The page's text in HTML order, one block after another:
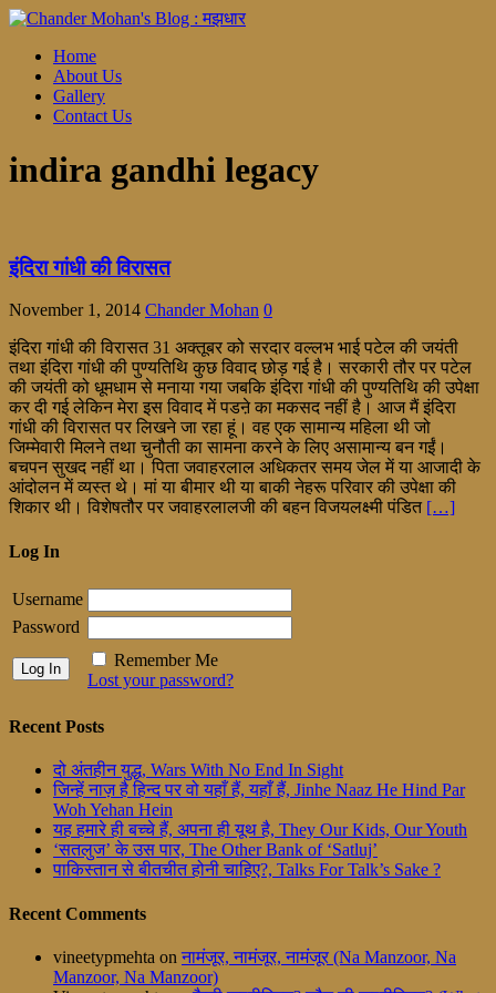
Home
About Us
Gallery
Contact Us
indira gandhi legacy
इंदिरा गांधी की विरासत
November 1, 2014 Chander Mohan 0
इंदिरा गांधी की विरासत 31 अक्तूबर को सरदार वल्लभ भाई पटेल की जयंती
तथा इंदिरा गांधी की पुण्यतिथि कुछ विवाद छोड़ गई है। सरकारी तौर पर पटेल
की जयंती को धूमधाम से मनाया गया जबकि इंदिरा गांधी की पुण्यतिथि की उपेक्षा
कर दी गई लेकिन मेरा इस विवाद में पडऩे का मकसद नहीं है। आज मैं इंदिरा
गांधी की विरासत पर लिखने जा रहा हूं। वह एक सामान्य महिला थी जो
जिम्मेवारी मिलने तथा चुनौती का सामना करने के लिए असामान्य बन गईं।
बचपन सुखद नहीं था। पिता जवाहरलाल अधिकतर समय जेल में या आजादी के
आंदोलन में व्यस्त थे। मां या बीमार थी या बाकी नेहरू परिवार की उपेक्षा की
शिकार थी। विशेषतौर पर जवाहरलालजी की बहन विजयलक्ष्मी पंडित […]
Log In
Username
Password
Remember Me
Lost your password?
Recent Posts
दो अंतहीन युद्ध, Wars With No End In Sight
जिन्हें नाज़ है हिन्द पर वो यहाँ हैं, यहाँ हैं, Jinhe Naaz He Hind Par
Woh Yehan Hein
यह हमारे ही बच्चे हैं, अपना ही यूथ है, They Our Kids, Our Youth
‘सतलुज’ के उस पार, The Other Bank of ‘Satluj’
पाकिस्तान से बीतचीत होनी चाहिए?, Talks For Talk’s Sake ?
Recent Comments
vineetypmehta on नामंजूर, नामंजूर, नामंजूर (Na Manzoor, Na
Manzoor, Na Manzoor)